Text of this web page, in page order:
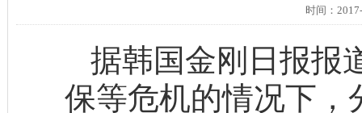
时间：
据韩国金刚日报报
保等危机的情况下，